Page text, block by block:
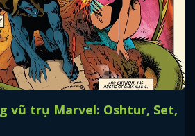
vũ trụ Marvel: Oshtur, Set,